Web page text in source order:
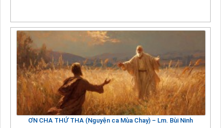
ƠN CHA THỨ THA (Nguyện ca Mùa Chay) – Lm. Bùi Ninh